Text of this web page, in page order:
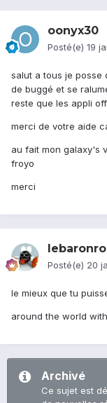
oonyx30
Posté(e) 19
salut a tous je posse
de buggé et se
reste que les appli
merci de votre aide
au fait mon galaxy's
froyo
merci
Posté(e) 20
le mieux que tu
around the world
Archivé
Ce sujet est